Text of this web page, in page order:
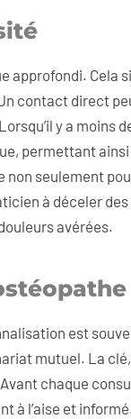
approfondi. Cela
contact direct
y a moins
permettant
seulement
à déceler
avérées.
est
mutuel. La
chaque
à l’aise et